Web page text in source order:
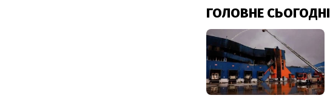
ГОЛОВНЕ СЬОГОДНІ